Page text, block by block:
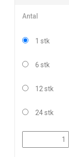
Antal
1 stk
6 stk
12 stk
24 stk